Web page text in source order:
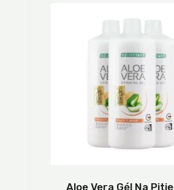
Aloe Vera Gél Na Pitie